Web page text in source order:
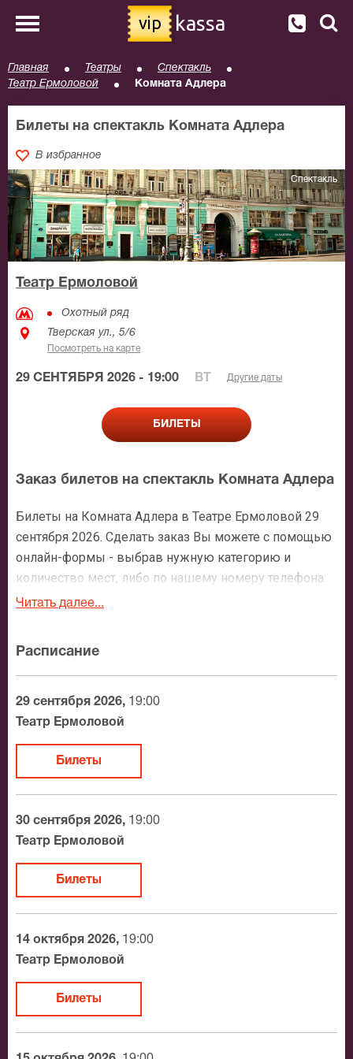
vip kassa
Главная Театры
Спектакль
Театр Ермоловой
Комната Адлера
Билеты на спектакль Комната Адлера
В избранное
Спектакль
Театр Ермоловой
Охотный ряд
Тверская ул., 5/6
Посмотреть на карте
29 СЕНТЯБРЯ 2026 - 19:00 ВТ Другие даты
БИЛЕТЫ
Заказ билетов на спектакль Комната Адлера
Билеты на Комната Адлера в Театре Ермоловой 29
сентября 2026. Сделать заказ Вы можете с помощью
онлайн-формы - выбрав нужную категорию и
количество мест, либо по нашему номеру телефона:
+7 (495) 921-35-00. После оформления заявки с Вами
мест в зрительном зале, о том как заказать билет и
утвердит адрес доставки.
Официальные билеты на Комната Адлера
После бронирования билетов, ожидайте доставку по
доставка билетов осуществляется в пределах МКАД
возле метро или в пешей доступности. Оплатить
заказ Вы можете с помощью:
Банковской картой
Наличными
Яндекс.Деньги
Qiwi
BitCoin
На нашем сайте всегда большой выбор билетов в
разные категории зрительного зала Театр Ермоловой.
Читать далее...
Расписание
29 сентября 2026, 19:00
Театр Ермоловой
Билеты
30 сентября 2026, 19:00
Театр Ермоловой
Билеты
14 октября 2026, 19:00
Театр Ермоловой
Билеты